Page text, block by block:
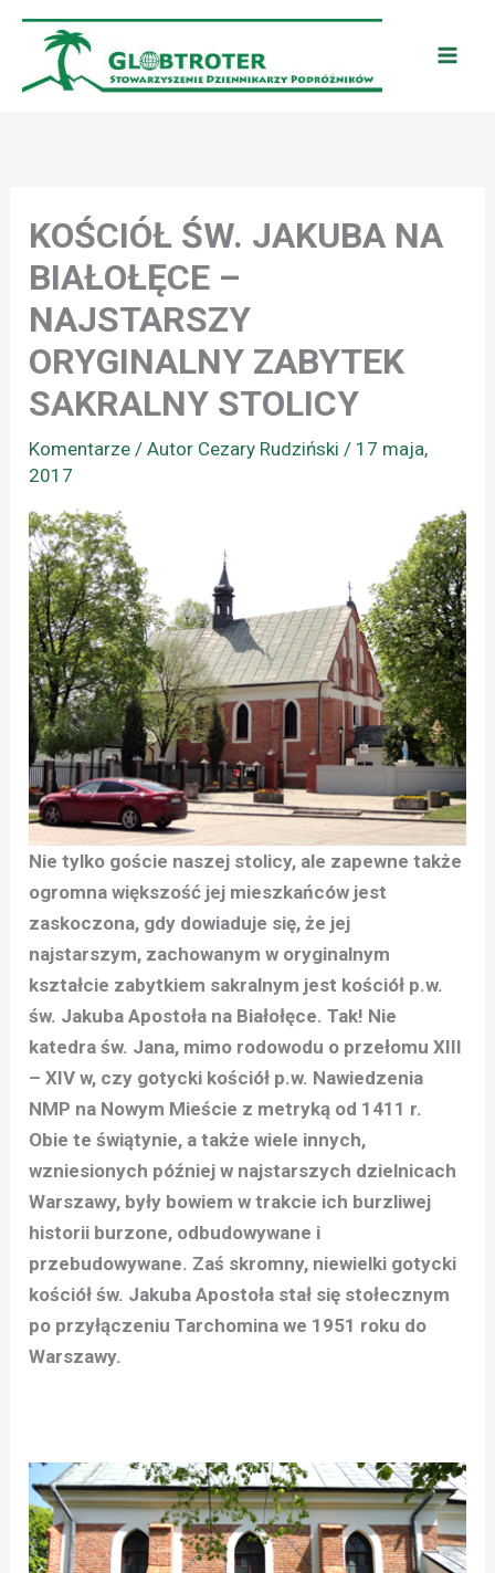
Przejdź
treści
KOŚCIÓŁ ŚW. JAKUBA NA
BIAŁOŁĘCE –
NAJSTARSZY
ORYGINALNY ZABYTEK
SAKRALNY STOLICY
Komentarze / Autor Cezary Rudziński/ 17 maja,
2017
Nie tylko goście naszej stolicy, ale zapewne także
ogromna większość jej mieszkańców jest
zaskoczona, gdy dowiaduje się, że jej
najstarszym, zachowanym w oryginalnym
kształcie zabytkiem sakralnym jest kościół p.w.
św. Jakuba Apostoła na Białołęce. Tak! Nie
katedra św. Jana, mimo rodowodu o przełomu XIII
– XIV w, czy gotycki kościół p.w. Nawiedzenia
NMP na Nowym Mieście z metryką od 1411 r.
Obie te świątynie, a także wiele innych,
wzniesionych później w najstarszych dzielnicach
Warszawy, były bowiem w trakcie ich burzliwej
historii burzone, odbudowywane i
przebudowywane. Zaś skromny, niewielki gotycki
kościół św. Jakuba Apostoła stał się stołecznym
po przyłączeniu Tarchomina we 1951 roku do
Warszawy.